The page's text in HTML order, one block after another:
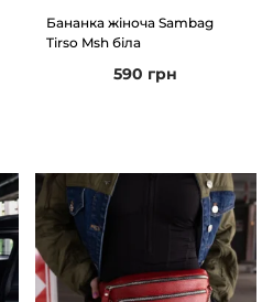
Бананка жіноча Sambag
Tirso Msh біла
590 грн